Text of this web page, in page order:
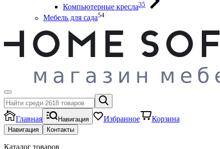
Компьютерные кресла35
Мебель для сада54
Главная Навигация Избранное Корзина
Навигация Контакты
Каталог товаров